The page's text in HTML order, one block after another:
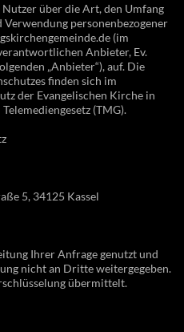
über die Art, den Umfang
personenbezogener
(im
Anbieter, Ev.
„Anbieter“), auf. Die
finden sich im
der Evangelischen Kirche in
(TMG).
5, 34125 Kassel
Ihrer Anfrage genutzt und
nicht an Dritte weitergegeben.
übermittelt.